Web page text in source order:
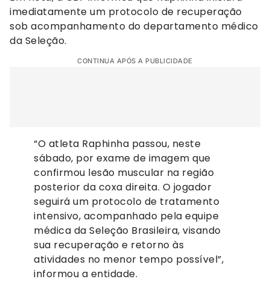
imediatamente um protocolo de recuperação
sob acompanhamento do departamento médico
da Seleção.
CONTINUA APÓS A PUBLICIDADE
“O atleta Raphinha passou, neste
sábado, por exame de imagem que
confirmou lesão muscular na região
posterior da coxa direita. O jogador
seguirá um protocolo de tratamento
intensivo, acompanhado pela equipe
médica da Seleção Brasileira, visando
sua recuperação e retorno às
atividades no menor tempo possível”,
informou a entidade.